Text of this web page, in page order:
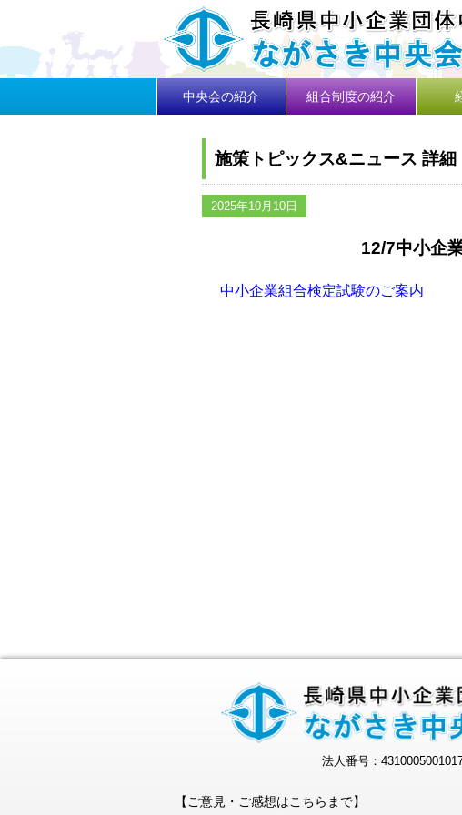
中央会の紹介 組合制度の紹介
施策トピックス&ニュース 詳細
2025年10月10日
12/7中小企
中小企業組合検定試験のご案内
法人番号：
【ご意見・ご感想はこちらまで】